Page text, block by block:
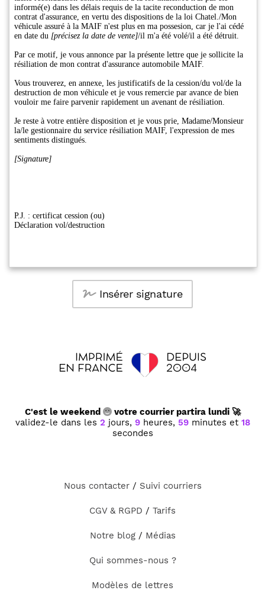
Insérer signature
C'est le weekend
votre courrier partira lundi 🚀
validez-le dans les 2jours, 9heures, 59minutes et 18
secondes
Nous contacter/ Suivi courriers
CGV & RGPD / Tarifs
Notre blog/ Médias
Qui sommes-nous ?
Modèles de lettres